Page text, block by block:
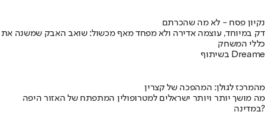
נקיון פסח - לא מה שהכרתם
דק במיוחד, עוצמה אדירה ולא מפחד מאף מכשול: שואב האבק שמשנה את
כללי המשחק
בשיתוף Dreame
מהמרכז לגולן: המהפכה של קצרין
מה מושך יותר ויותר ישראלים למטרופולין המתפתח של האזור היפה
במדינה?